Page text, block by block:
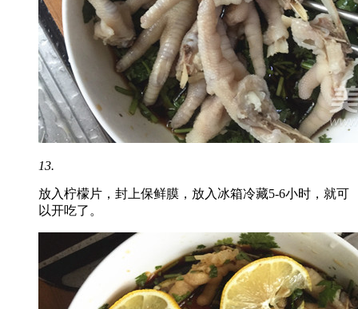
13.
放入柠檬片，封上保鲜膜，放入冰箱冷藏5-6小时，就可
以开吃了。